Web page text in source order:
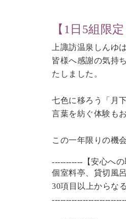
【1日5組限
上諏訪温泉しんゆ
皆様へ感謝の気持
たしました。
七色に移ろう「月
言葉を紡ぐ体験も
この一年限りの機
-----------【安心へ
個室料亭、貸切風
30項目以上からな